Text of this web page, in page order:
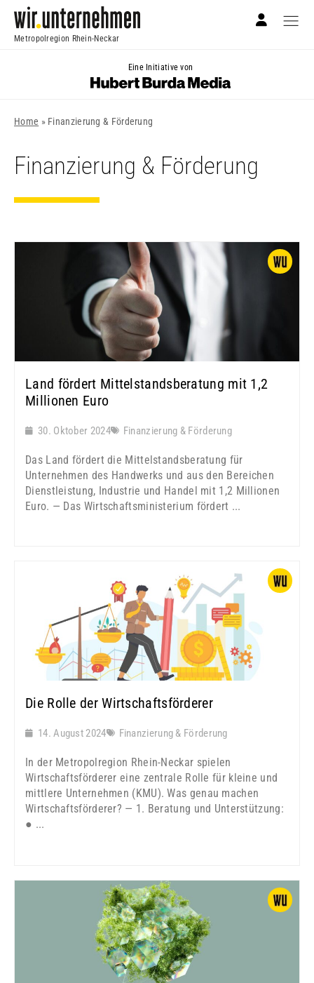
Metropolregion Rhein-Neckar
Eine Initiative von
Home » Finanzierung & Förderung
Finanzierung & Förderung
Land fördert Mittelstandsberatung mit 1,2
Millionen Euro
30. Oktober 2024 Finanzierung & Förderung
Das Land fördert die Mittelstandsberatung für
Unternehmen des Handwerks und aus den Bereichen
Dienstleistung, Industrie und Handel mit 1,2 Millionen
Euro. — Das Wirtschaftsministerium fördert ...
Die Rolle der Wirtschaftsförderer
14. August 2024 Finanzierung & Förderung
In der Metropolregion Rhein-Neckar spielen
Wirtschaftsförderer eine zentrale Rolle für kleine und
mittlere Unternehmen (KMU). Was genau machen
Wirtschaftsförderer? — 1. Beratung und Unterstützung:
● ...